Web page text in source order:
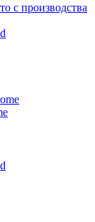
с производства